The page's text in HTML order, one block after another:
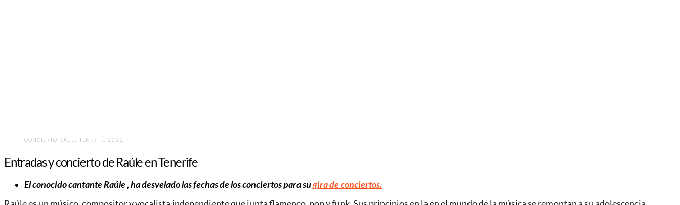
CONCIERTO RAÚLE TENERIFE 2022
Entradas y concierto de Raúle en Tenerife
El conocido cantante Raúle , ha desvelado las fechas de los conciertos para sugira de conciertos.